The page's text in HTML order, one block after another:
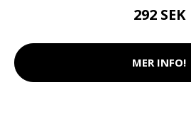
292 SEK
MER INFO!